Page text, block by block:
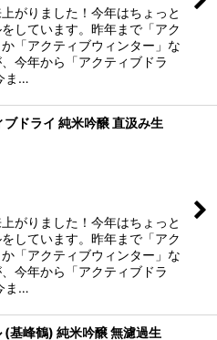
がりました！今年はちょっと
しています。昨年まで「アク
「アクティブウィンター」な
今年から「アクティブドラ
ま…
ドライ 純米吟醸 直汲み生
がりました！今年はちょっと
しています。昨年まで「アク
「アクティブウィンター」な
今年から「アクティブドラ
ま…
(基峰鶴) 純米吟醸 無濾過生